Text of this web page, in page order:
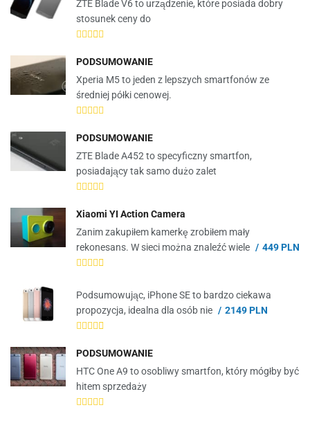
ZTE Blade V6 to urządzenie, które posiada dobry
stosunek ceny do
PODSUMOWANIE
Xperia M5 to jeden z lepszych smartfonów ze
średniej półki cenowej.
PODSUMOWANIE
ZTE Blade A452 to specyficzny smartfon,
posiadający tak samo dużo zalet
Xiaomi YI Action Camera
Zanim zakupiłem kamerkę zrobiłem mały
rekonesans. W sieci można znaleźć wiele
449 PLN
Podsumowując, iPhone SE to bardzo ciekawa
propozycja, idealna dla osób nie
2149 PLN
PODSUMOWANIE
HTC One A9 to osobliwy smartfon, który mógłby być
hitem sprzedaży